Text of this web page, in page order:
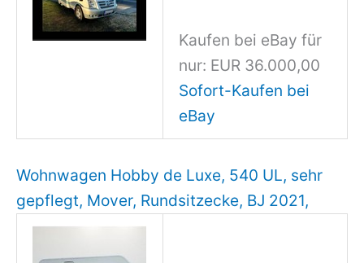
Kaufen bei eBay für
nur: EUR 36.000,00
Sofort-Kaufen bei
eBay
Wohnwagen Hobby de Luxe, 540 UL, sehr
gepflegt, Mover, Rundsitzecke, BJ 2021,